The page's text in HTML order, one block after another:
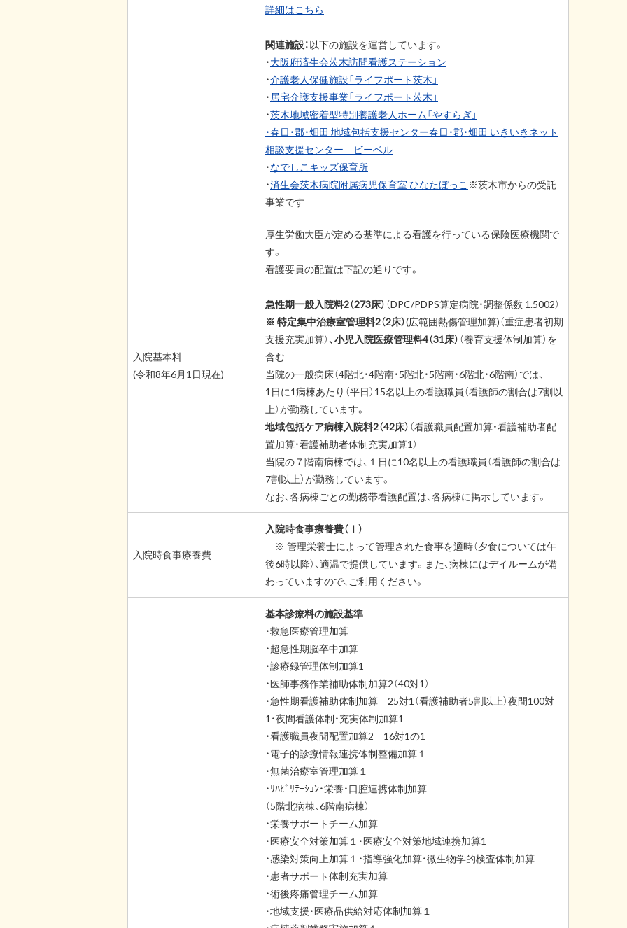
詳細はこちら
関連施設：以下の施設を運営しています。
・大阪府済生会茨木訪問看護ステーション
・介護老人保健施設「ライフポート茨木」
・居宅介護支援事業「ライフポート茨木」
・茨木地域密着型特別養護老人ホーム「やすらぎ」
・春日・郡・畑田 地域包括支援センター春日・郡・畑田 いきいきネット
相談支援センター ビーベル
・なでしこキッズ保育所
・済生会茨木病院附属病児保育室 ひなたぼっこ ※茨木市からの受託
事業です
入院基本料
(令和8年6月1日現在)
厚生労働大臣が定める基準による看護を行っている保険医療機関で
す。
看護要員の配置は下記の通りです。
急性期一般入院料2（273床） （DPC/PDPS算定病院・調整係数 1.5002）
※ 特定集中治療室管理料2（2床）(広範囲熱傷管理加算)（重症患者初期
支援充実加算） 、小児入院医療管理料4（31床） （養育支援体制加算）を
含む
当院の一般病床（4階北・4階南・5階北・5階南・6階北・6階南）では、
1日に1病棟あたり（平日）15名以上の看護職員（看護師の割合は7割以
上）が勤務しています。
地域包括ケア病棟入院料2（42床） （看護職員配置加算・看護補助者配
置加算・看護補助者体制充実加算1）
当院の７階南病棟では、１日に10名以上の看護職員（看護師の割合は
7割以上）が勤務しています。
なお、各病棟ごとの勤務帯看護配置は、各病棟に掲示しています。
入院時食事療養費
入院時食事療養費（Ⅰ）
※ 管理栄養士によって管理された食事を適時（夕食については午
後6時以降）、適温で提供しています。また、病棟にはデイルームが備
わっていますので、ご利用ください。
基本診療料の施設基準
・救急医療管理加算
・超急性期脳卒中加算
・診療録管理体制加算1
・医師事務作業補助体制加算2（40対1）
・急性期看護補助体制加算 25対1（看護補助者5割以上）夜間100対
1・夜間看護体制・充実体制加算1
・看護職員夜間配置加算2 16対1の1
・電子的診療情報連携体制整備加算１
・無菌治療室管理加算１
・ﾘﾊﾋﾞﾘﾃｰｼｮﾝ・栄養・口腔連携体制加算
（5階北病棟、6階南病棟）
・栄養サポートチーム加算
・医療安全対策加算１・医療安全対策地域連携加算1
・感染対策向上加算１・指導強化加算・微生物学的検査体制加算
・患者サポート体制充実加算
・術後疼痛管理チーム加算
・地域支援・医療品供給対応体制加算１